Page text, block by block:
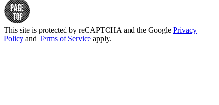
This site is protected by reCAPTCHA and the Google Privacy
Policy and Terms of Service apply.